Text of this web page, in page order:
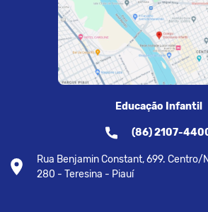
Educação Infantil
(86) 2107-
Rua Benjamin Constant, 699.
280 - Teresina - Piauí